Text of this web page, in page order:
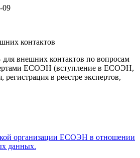
09
контактов
для внешних контактов по вопросам
ЕСОЭН (вступление в ЕСОЭН,
регистрация в реестре экспертов,
организации ЕСОЭН в отношении
данных.